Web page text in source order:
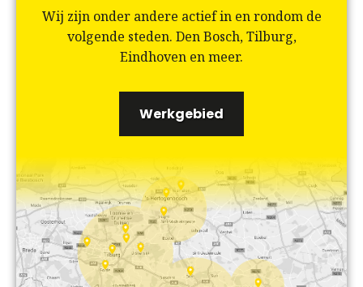
Wij zijn onder andere actief in en rondom de
volgende steden. Den Bosch, Tilburg,
Eindhoven en meer.
Werkgebied